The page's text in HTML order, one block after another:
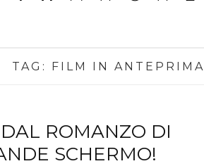
TAG: FILM IN ANTEPRIMA
ROMANZO DI
SCHERMO!